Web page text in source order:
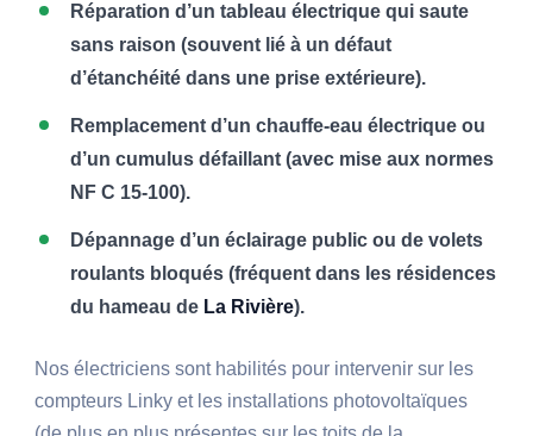
Réparation d’un tableau électrique qui saute
sans raison (souvent lié à un défaut
d’étanchéité dans une prise extérieure).
Remplacement d’un chauffe-eau électrique ou
d’un cumulus défaillant (avec mise aux normes
NF C 15-100).
Dépannage d’un éclairage public ou de volets
roulants bloqués (fréquent dans les résidences
du hameau de La Rivière).
Nos électriciens sont habilités pour intervenir sur les
compteurs Linky et les installations photovoltaïques